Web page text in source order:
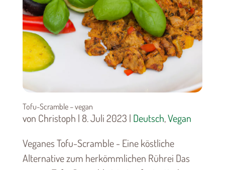
Tofu-Scramble – vegan
von Christoph | 8. Juli 2023 | Deutsch,Vegan
Veganes Tofu-Scramble - Eine köstliche
Alternative zum herkömmlichen Rührei Das